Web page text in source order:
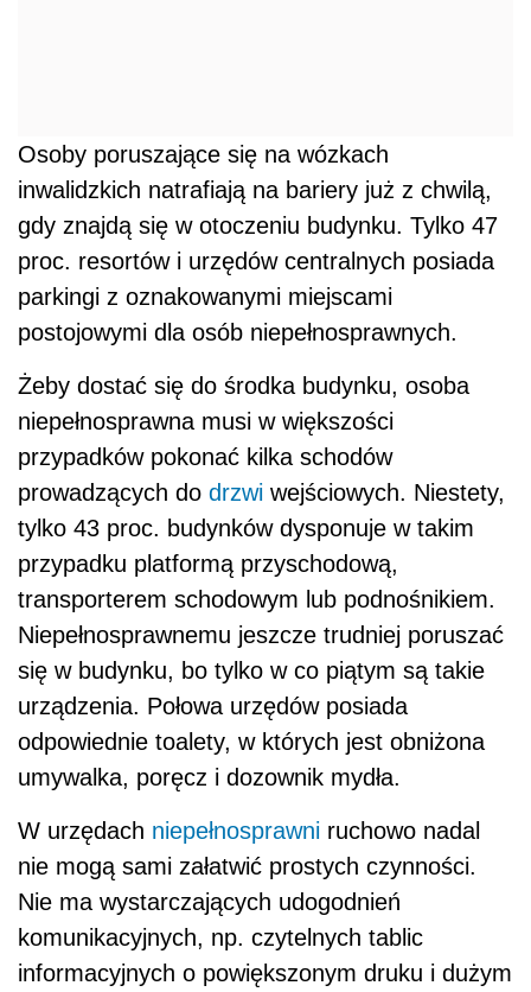
Osoby poruszające się na wózkach
inwalidzkich natrafiają na bariery już z chwilą,
gdy znajdą się w otoczeniu budynku. Tylko 47
proc. resortów i urzędów centralnych posiada
parkingi z oznakowanymi miejscami
postojowymi dla osób niepełnosprawnych.
Żeby dostać się do środka budynku, osoba
niepełnosprawna musi w większości
przypadków pokonać kilka schodów
prowadzących do drzwi wejściowych. Niestety,
tylko 43 proc. budynków dysponuje w takim
przypadku platformą przyschodową,
transporterem schodowym lub podnośnikiem.
Niepełnosprawnemu jeszcze trudniej poruszać
się w budynku, bo tylko w co piątym są takie
urządzenia. Połowa urzędów posiada
odpowiednie toalety, w których jest obniżona
umywalka, poręcz i dozownik mydła.
W urzędach niepełnosprawni ruchowo nadal
nie mogą sami załatwić prostych czynności.
Nie ma wystarczających udogodnień
komunikacyjnych, np. czytelnych tablic
informacyjnych o powiększonym druku i dużym